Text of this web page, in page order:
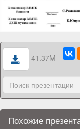
41.37M
Похожие